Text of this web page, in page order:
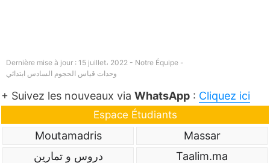
Dernière mise à jour : 15 juillet، 2022 - Notre Équipe -
وحدات قياس الحجوم السادس ابتدائي
+ Suivez les nouveaux via WhatsApp : Cliquez ici
Espace Étudiants
Massar
Moutamadris
Taalim.ma
دروس و تمارين